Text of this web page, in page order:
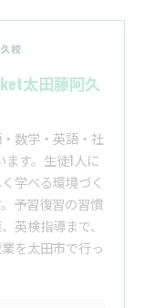
太田藤阿久
数学・英語・社
す。生徒1人に
学べる環境づく
予習復習の習慣
英検指導まで、
を太田市で行っ